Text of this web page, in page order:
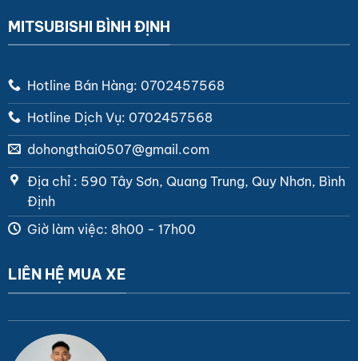
MITSUBISHI BÌNH ĐỊNH
Hotline Bán Hàng: 0702457568
Hotline Dịch Vụ: 0702457568
dohongthai0507@gmail.com
Địa chỉ : 590 Tây Sơn, Quang Trung, Quy Nhơn, Bình
Định
Giờ làm việc: 8h00 - 17h00
LIÊN HỆ MUA XE